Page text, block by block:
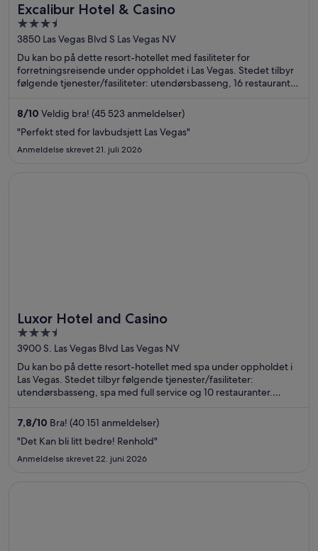
Excalibur Hotel & Casino
3.5
out
of
5
3850 Las Vegas Blvd S Las Vegas NV
Du kan bo på dette resort-hotellet med fasiliteter for
forretningsreisende under oppholdet i Las Vegas. Stedet tilbyr
følgende tjenester/fasiliteter: utendørsbasseng, 16 restauranter
fornøyd med restauranten og den vennlige betjeningen.
Populære severdigheter som Casino at Luxor Las Vegas og
Excalibur Hotel & Casino ligger dessuten ikke langt unna.
8/10 Veldig bra! (45 523 anmeldelser)
"Perfekt sted for lavbudsjett Las Vegas"
Anmeldelse skrevet 21. juli 2026
Luxor Hotel and Casino
3.5
out
of
5
3900 S. Las Vegas Blvd Las Vegas NV
Du kan bo på dette resort-hotellet med spa under oppholdet i
Las Vegas. Stedet tilbyr følgende tjenester/fasiliteter:
utendørsbasseng, spa med full service og 10 restauranter.
frokosten og restauranten. Populære severdigheter som Casino
at Luxor Las Vegas og Excalibur Hotel & Casino ligger dessuten
ikke langt unna.
7,8/10 Bra! (40 151 anmeldelser)
"Det Kan bli litt bedre! Renhold"
Anmeldelse skrevet 22. juni 2026